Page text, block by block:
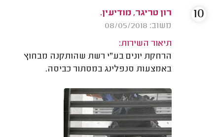
רון טריגר, מודיעין.
משוב: 08/05/2018
תיאור השירות:
הרחקת יונים בע"י רשת שהותקנה מבחוץ
באמצעות סנפלינג במסתור כביסה.
10